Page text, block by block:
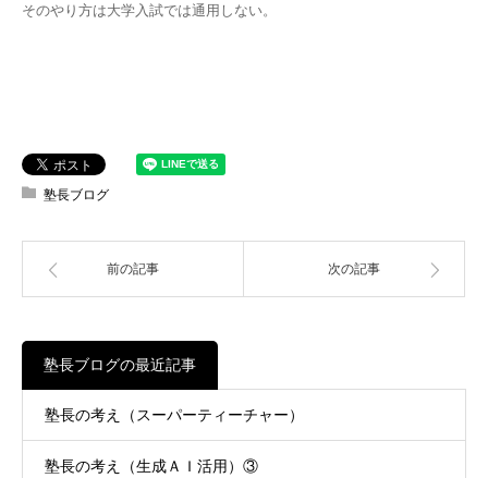
そのやり方は大学入試では通用しない。
塾長ブログ
前の記事 次の記事
塾長ブログの最近記事
塾長の考え（スーパーティーチャー）
塾長の考え（生成ＡＩ活用）③